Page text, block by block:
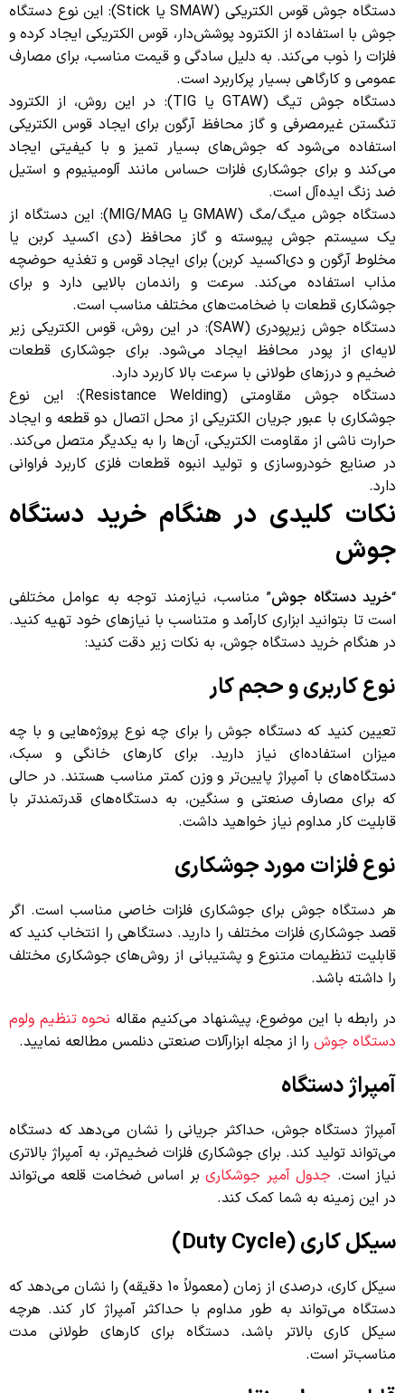
دستگاه جوش قوس الکتریکی (SMAW یا Stick): این نوع دستگاه
جوش با استفاده از الکترود پوشش‌دار، قوس الکتریکی ایجاد کرده و
فلزات را ذوب می‌کند. به دلیل سادگی و قیمت مناسب، برای مصارف
عمومی و کارگاهی بسیار پرکاربرد است.
دستگاه جوش تیگ (GTAW یا TIG): در این روش، از الکترود
تنگستن غیرمصرفی و گاز محافظ آرگون برای ایجاد قوس الکتریکی
استفاده می‌شود که جوش‌های بسیار تمیز و با کیفیتی ایجاد
می‌کند و برای جوشکاری فلزات حساس مانند آلومینیوم و استیل
ضد زنگ ایده‌آل است.
دستگاه جوش میگ/مگ (GMAW یا MIG/MAG): این دستگاه از
یک سیستم جوش پیوسته و گاز محافظ (دی اکسید کربن یا
مخلوط آرگون و دی‌اکسید کربن) برای ایجاد قوس و تغذیه حوضچه
مذاب استفاده می‌کند. سرعت و راندمان بالایی دارد و برای
جوشکاری قطعات با ضخامت‌های مختلف مناسب است.
دستگاه جوش زیرپودری (SAW): در این روش، قوس الکتریکی زیر
لایه‌ای از پودر محافظ ایجاد می‌شود. برای جوشکاری قطعات
ضخیم و درزهای طولانی با سرعت بالا کاربرد دارد.
دستگاه جوش مقاومتی (Resistance Welding): این نوع
جوشکاری با عبور جریان الکتریکی از محل اتصال دو قطعه و ایجاد
حرارت ناشی از مقاومت الکتریکی، آن‌ها را به یکدیگر متصل می‌کند.
در صنایع خودروسازی و تولید انبوه قطعات فلزی کاربرد فراوانی
دارد.
نکات کلیدی در هنگام خرید دستگاه
جوش
“خرید دستگاه جوش” مناسب، نیازمند توجه به عوامل مختلفی
است تا بتوانید ابزاری کارآمد و متناسب با نیازهای خود تهیه کنید.
در هنگام خرید دستگاه جوش، به نکات زیر دقت کنید:
نوع کاربری و حجم کار
تعیین کنید که دستگاه جوش را برای چه نوع پروژه‌هایی و با چه
میزان استفاده‌ای نیاز دارید. برای کارهای خانگی و سبک،
دستگاه‌های با آمپراژ پایین‌تر و وزن کمتر مناسب هستند. در حالی
که برای مصارف صنعتی و سنگین، به دستگاه‌های قدرتمندتر با
قابلیت کار مداوم نیاز خواهید داشت.
نوع فلزات مورد جوشکاری
هر دستگاه جوش برای جوشکاری فلزات خاصی مناسب است. اگر
قصد جوشکاری فلزات مختلف را دارید. دستگاهی را انتخاب کنید که
قابلیت تنظیمات متنوع و پشتیبانی از روش‌های جوشکاری مختلف
را داشته باشد.
در رابطه با این موضوع، پیشنهاد می‌کنیم مقاله نحوه تنظیم ولوم
دستگاه جوش را از مجله ابزارآلات صنعتی دنلمس مطالعه نمایید.
آمپراژ دستگاه
آمپراژ دستگاه جوش، حداکثر جریانی را نشان می‌دهد که دستگاه
می‌تواند تولید کند. برای جوشکاری فلزات ضخیم‌تر، به آمپراژ بالاتری
نیاز است. جدول آمپر جوشکاریبر اساس ضخامت قلعه می‌تواند
در این زمینه به شما کمک کند.
سیکل کاری (Duty Cycle)
سیکل کاری، درصدی از زمان (معمولاً 10 دقیقه) را نشان می‌دهد که
دستگاه می‌تواند به طور مداوم با حداکثر آمپراژ کار کند. هرچه
سیکل کاری بالاتر باشد، دستگاه برای کارهای طولانی مدت
مناسب‌تر است.